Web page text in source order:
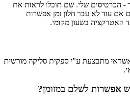
- הכרטיסים שלי. שם תוכלו לראות את
אם עוד לא עבר חלון זמן אפשרות
האטרקציה בשעון מקומי.
מתבצעת ע"י ספקית סליקה מורשית
אפשרות לשלם במזומן?